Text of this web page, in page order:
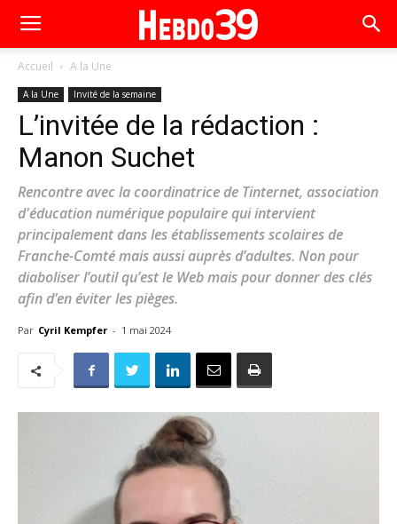
Accueil A la Une
A la Une Invité de la semaine
L’invitée de la rédaction :
Manon Suchet
Rencontre avec la coordinatrice de Tinternet, association
d'éducation numérique populaire qui intervient
principalement dans les établissements scolaires de
Franche-Comté mais aussi auprès d’adultes. Non pour
diaboliser l’outil qu’est le Web mais pour donner des clés
afin d’en éviter les pièges.
Par Cyril Kempfer - 1 mai 2024